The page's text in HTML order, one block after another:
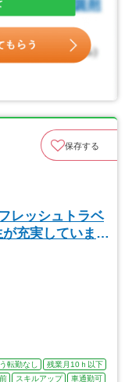
保存する
レッシュトラベ
充実していま
転勤なし
残業月10ｈ以下
スキルアップ
車通勤可